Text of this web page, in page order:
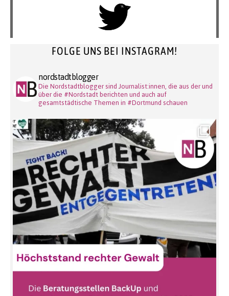
FOLGE UNS BEI INSTAGRAM!
nordstadtblogger
Die Nordstadtblogger sind Journalist:innen, die aus der und
über die #Nordstadt berichten und auch auf
gesamtstädtische Themen in #Dortmund schauen